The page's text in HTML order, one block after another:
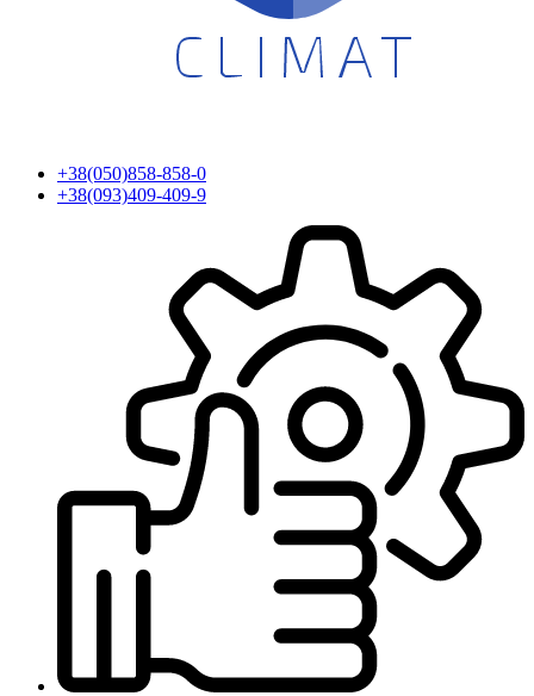
+38(050)858-858-0
+38(093)409-409-9